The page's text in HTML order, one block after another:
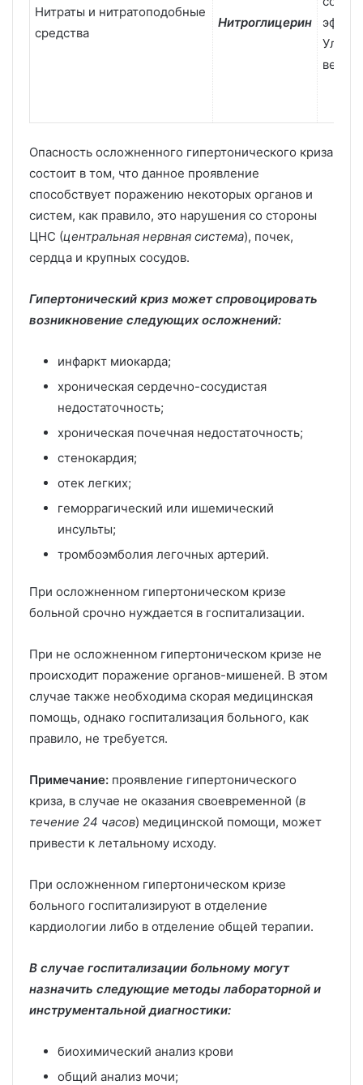
Нитраты и нитратоподобные
средства
Нитроглицерин
Опасность осложненного гипертонического криза
состоит в том, что данное проявление
способствует поражению некоторых органов и
систем, как правило, это нарушения со стороны
ЦНС (центральная нервная система), почек,
сердца и крупных сосудов.
Гипертонический криз может спровоцировать
возникновение следующих осложнений:
инфаркт миокарда;
хроническая сердечно-сосудистая
недостаточность;
хроническая почечная недостаточность;
стенокардия;
отек легких;
геморрагический или ишемический
инсульты;
тромбоэмболия легочных артерий.
При осложненном гипертоническом кризе
больной срочно нуждается в госпитализации.
При не осложненном гипертоническом кризе не
происходит поражение органов-мишеней. В этом
случае также необходима скорая медицинская
помощь, однако госпитализация больного, как
правило, не требуется.
Примечание: проявление гипертонического
криза, в случае не оказания своевременной (в
течение 24 часов) медицинской помощи, может
привести к летальному исходу.
При осложненном гипертоническом кризе
больного госпитализируют в отделение
кардиологии либо в отделение общей терапии.
В случае госпитализации больному могут
назначить следующие методы лабораторной и
инструментальной диагностики:
биохимический анализ крови
общий анализ мочи;